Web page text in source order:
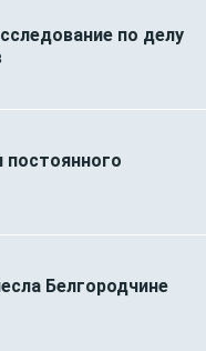
по делу
постоянного
Белгородчине